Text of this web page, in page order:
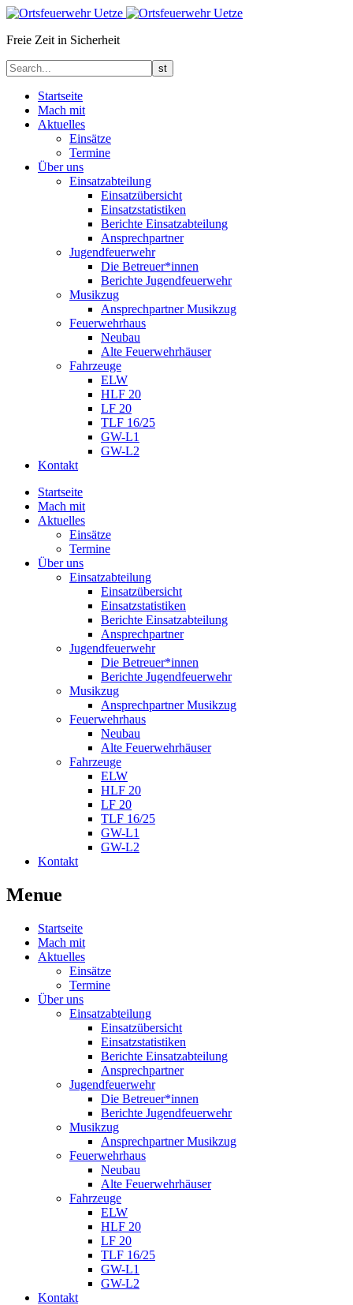
Freie Zeit in Sicherheit
Startseite
Mach mit
Aktuelles
Einsätze
Termine
Über uns
Einsatzabteilung
Einsatzübersicht
Einsatzstatistiken
Berichte Einsatzabteilung
Ansprechpartner
Jugendfeuerwehr
Die Betreuer*innen
Berichte Jugendfeuerwehr
Musikzug
Ansprechpartner Musikzug
Feuerwehrhaus
Neubau
Alte Feuerwehrhäuser
Fahrzeuge
ELW
HLF 20
LF 20
TLF 16/25
GW-L1
GW-L2
Kontakt
Startseite
Mach mit
Aktuelles
Einsätze
Termine
Über uns
Einsatzabteilung
Einsatzübersicht
Einsatzstatistiken
Berichte Einsatzabteilung
Ansprechpartner
Jugendfeuerwehr
Die Betreuer*innen
Berichte Jugendfeuerwehr
Musikzug
Ansprechpartner Musikzug
Feuerwehrhaus
Neubau
Alte Feuerwehrhäuser
Fahrzeuge
ELW
HLF 20
LF 20
TLF 16/25
GW-L1
GW-L2
Kontakt
Menue
Startseite
Mach mit
Aktuelles
Einsätze
Termine
Über uns
Einsatzabteilung
Einsatzübersicht
Einsatzstatistiken
Berichte Einsatzabteilung
Ansprechpartner
Jugendfeuerwehr
Die Betreuer*innen
Berichte Jugendfeuerwehr
Musikzug
Ansprechpartner Musikzug
Feuerwehrhaus
Neubau
Alte Feuerwehrhäuser
Fahrzeuge
ELW
HLF 20
LF 20
TLF 16/25
GW-L1
GW-L2
Kontakt